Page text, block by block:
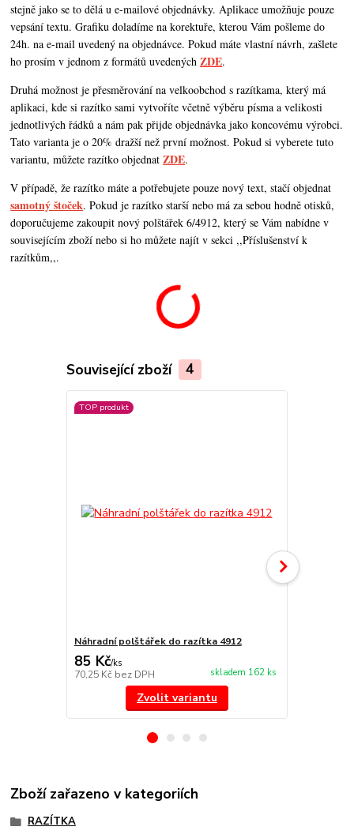
stejně jako se to dělá u e-mailové objednávky. Aplikace umožňuje pouze
vepsání textu. Grafiku doladíme na korektuře, kterou Vám pošleme do
24h. na e-mail uvedený na objednávce. Pokud máte vlastní návrh,zašlete
ho prosím v jednom z formátů uvedenýchZDE.
Druhá možnost je přesměrování na velkoobchod s razítkama, který má
aplikaci, kde si razítko sami vytvoříte včetně výběru písma a velikosti
jednotlivých řádků a nám pak přijde objednávka jako koncovému výrobci.
Tato varianta je o 20% dražší než první možnost. Pokud si vyberete tuto
variantu, můžete razítko objednatZDE.
V případě, že razítko máte a potřebujete pouze nový text, stačí objednat
samotný štoček. Pokud je razítko starší nebo má za sebou hodně otisků,
doporučujeme zakoupit nový polštářek 6/4912, který se Vám nabídne v
souvisejícím zboží nebo si ho můžete najít v sekci ,,Příslušenství k
razítkům,,.
Související zboží 4
TOP produkt
Náhradní polštářek do razítka 4912
85 Kč/ks
70,25 Kč bez DPH skladem 162 ks
Zvolit variantu
Zboží zařazeno v kategoriích
RAZÍTKA